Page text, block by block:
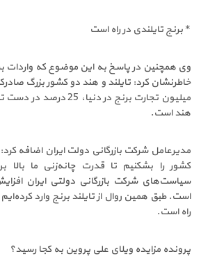
* برنج تایلندی در راه است
وی همچنین در پاسخ به این موضوع که واردات
هند است.
مدیرعامل شرکت بازرگانی دولت ایران اضافه
کشور را بشکنیم تا قدرت چانه‌زنی ما بالا
سیاست‌های شرکت بازرگانی دولتی ایران
است. طبق همین روال از تایلند برنج وارد
راه است.
پرونده مزایده ویلای علی پروین به کجا رسید؟